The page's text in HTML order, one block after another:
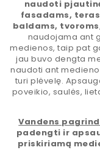
naudoti
fasadams,
baldams,
naudojama ant
medienos, taip pat
jau buvo dengta
naudoti ant
turi plėvelę.
poveikio, saulės,
Vandens
padengti ir
priskiriamą